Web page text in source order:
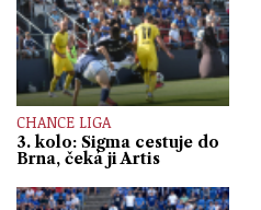
CHANCE LIGA
3. kolo: Sigma cestuje do
Brna, čeká ji Artis